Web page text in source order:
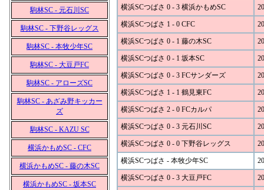
駒林SC - 元石川SC
駒林SC - 下野谷レッグス
駒林SC - 本牧少年SC
駒林SC - 大豆戸FC
駒林SC - アローズSC
駒林SC - あざみ野キッカー
ズ
駒林SC - KAZU SC
横浜かもめSC - CFC
横浜かもめSC - 藤の木SC
横浜かもめSC - 坂本SC
横浜SCつばさ 0 - 3 横浜かもめSC
横浜SCつばさ 1 - 0 CFC
横浜SCつばさ 0 - 1 藤の木SC
横浜SCつばさ 0 - 1 坂本SC
横浜SCつばさ 0 - 3 FCサンダーズ
横浜SCつばさ 1 - 1 鶴見東FC
横浜SCつばさ 2 - 0 FCカルパ
横浜SCつばさ 0 - 3 元石川SC
横浜SCつばさ 0 - 0 下野谷レッグス
横浜SCつばさ - 本牧少年SC
横浜SCつばさ 0 - 3 大豆戸FC